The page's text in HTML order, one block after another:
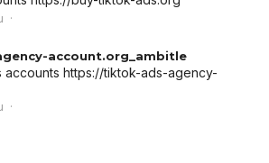
account.org_ambitle
accounts https://tiktok-ads-agency-